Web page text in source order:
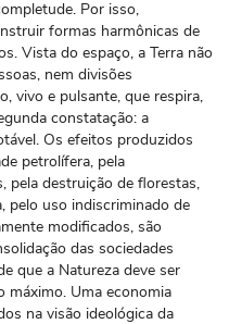
Por isso,
formas harmônicas de
Vista do espaço, a Terra não
nem divisões
vivo e pulsante, que respira,
constatação: a
Os efeitos produzidos
petrolífera, pela
pela destruição de florestas,
pelo uso indiscriminado de
modificados, são
das sociedades
que a Natureza deve ser
máximo. Uma economia
na visão ideológica da